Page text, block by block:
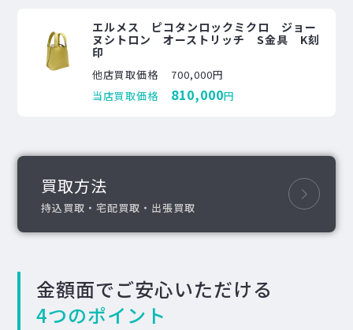
エルメス ピコタンロックミクロ ジョー
ヌシトロン オーストリッチ S金具 K刻
印
他店買取価格
700,000円
当店買取価格
810,000円
買取方法
持込買取・宅配買取・出張買取
金額面でご安心いただける
4つのポイント